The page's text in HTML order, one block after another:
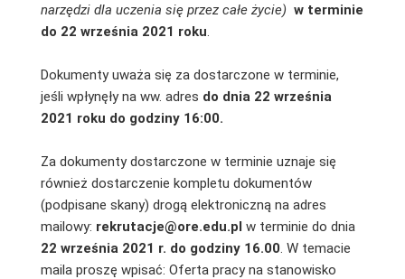
narzędzi dla uczenia się przez całe życie) w terminie
do 22 września 2021 roku.
Dokumenty uważa się za dostarczone w terminie,
jeśli wpłynęły na ww. adres do dnia 22 września
2021 roku do godziny 16:00.
Za dokumenty dostarczone w terminie uznaje się
również dostarczenie kompletu dokumentów
(podpisane skany) drogą elektroniczną na adres
mailowy: rekrutacje@ore.edu.pl w terminie do dnia
22 września 2021 r. do godziny 16.00. W temacie
maila proszę wpisać: Oferta pracy na stanowisko